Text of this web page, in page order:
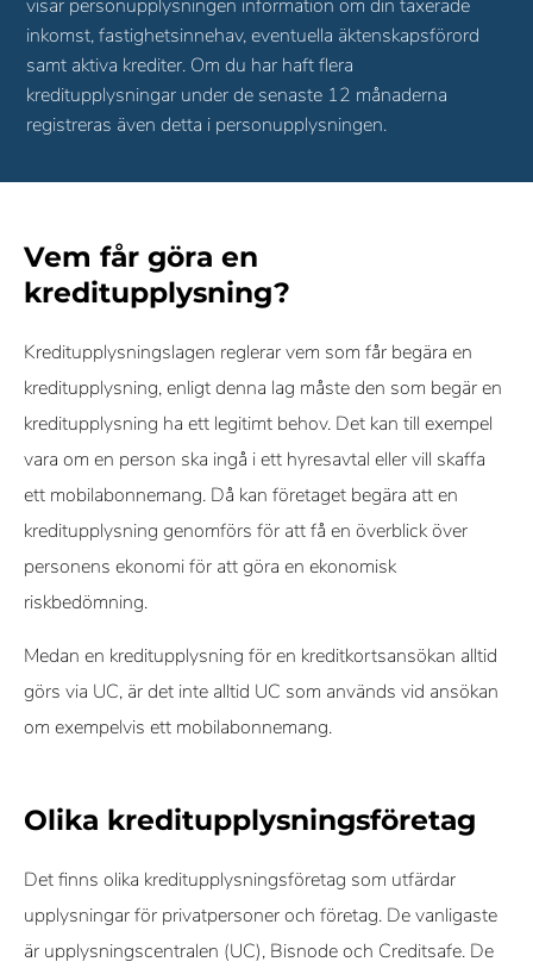
visar personupplysningen information om din taxerade
inkomst, fastighetsinnehav, eventuella äktenskapsförord
samt aktiva krediter. Om du har haft flera
kreditupplysningar under de senaste 12 månaderna
registreras även detta i personupplysningen.
Vem får göra en
kreditupplysning?
Kreditupplysningslagen reglerar vem som får begära en
kreditupplysning, enligt denna lag måste den som begär en
kreditupplysning ha ett legitimt behov. Det kan till exempel
vara om en person ska ingå i ett hyresavtal eller vill skaffa
ett mobilabonnemang. Då kan företaget begära att en
kreditupplysning genomförs för att få en överblick över
personens ekonomi för att göra en ekonomisk
riskbedömning.
Medan en kreditupplysning för en kreditkortsansökan alltid
görs via UC, är det inte alltid UC som används vid ansökan
om exempelvis ett mobilabonnemang.
Olika kreditupplysningsföretag
Det finns olika kreditupplysningsföretag som utfärdar
upplysningar för privatpersoner och företag. De vanligaste
är upplysningscentralen (UC), Bisnode och Creditsafe. De